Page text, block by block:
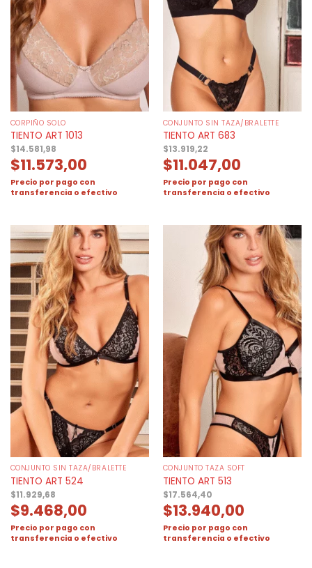
CORPIÑO SOLO
TIENTO ART 1013
$14.581,98
$11.573,00
Precio por pago con
transferencia o efectivo
CONJUNTO SIN TAZA/BRALETTE
TIENTO ART 683
$13.919,22
$11.047,00
Precio por pago con
transferencia o efectivo
CONJUNTO SIN TAZA/BRALETTE
TIENTO ART 524
$11.929,68
$9.468,00
Precio por pago con
transferencia o efectivo
CONJUNTO TAZA SOFT
TIENTO ART 513
$17.564,40
$13.940,00
Precio por pago con
transferencia o efectivo